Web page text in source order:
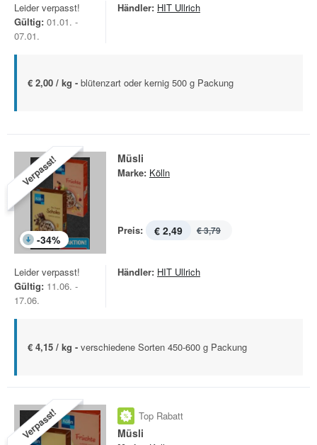
Leider verpasst!
Gültig: 01.01. -
07.01.
Händler: HIT Ullrich
€ 2,00 / kg - blütenzart oder kernig 500 g Packung
Verpasst!
-34%
Müsli
Marke: Kölln
Preis: € 2,49 € 3,79
Leider verpasst!
Gültig: 11.06. -
17.06.
Händler: HIT Ullrich
€ 4,15 / kg - verschiedene Sorten 450-600 g Packung
Verpasst! Top Rabatt
Müsli